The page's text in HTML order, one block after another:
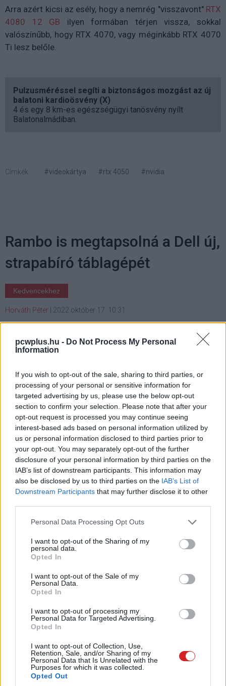
pcwplus.hu - Do Not Process My Personal
Information
If you wish to opt-out of the sale, sharing to third parties, or
processing of your personal or sensitive information for
targeted advertising by us, please use the below opt-out
section to confirm your selection. Please note that after your
opt-out request is processed you may continue seeing
interest-based ads based on personal information utilized by
us or personal information disclosed to third parties prior to
your opt-out. You may separately opt-out of the further
disclosure of your personal information by third parties on the
IAB’s list of downstream participants. This information may
also be disclosed by us to third parties on the IAB’s List of
Downstream Participants that may further disclose it to other
Please note that this website/app uses one or more Google
not limited to your visit or usage behaviour. You may click to
grant or deny consent to Google and its third-party tags to
use your data for below specified purposes in below Google
consent section.
Personal Data Processing Opt Outs
I want to opt-out of the Sharing of my
personal data.
Opted In
I want to opt-out of the Sale of my
Personal Data.
Opted In
I want to opt-out of processing my
Personal Data for Targeted Advertising.
Opted In
I want to opt-out of Collection, Use,
Retention, Sale, and/or Sharing of my
Personal Data that Is Unrelated with the
Purposes for which it was collected.
Opted Out
Arra azért kicsi az esély, hogy a nemrég "visszavont" RTX
4080 12 GB ilyen formában térjen vissza, sokkal
valószínűbb, hogy RTX 4070, vagy méginkább RTX 4070
Ti lesz belőle.
Pulzusméréssel segíti a biztonságos mozgást az új
balatoni kardioösvény (X)
4 és egy 8 km-es egészségügyi tanösvény nyílt
Balatonalmádiban.
Címkék: #videokártya #rtx 4050 #nvidia
Rambo is megtapsolná a Dell új,
strapabíró táblagépét
Kedvencekhez
Horváth Péter 2022 október 17. 10:31
Kifejezetten a nehéz körülmények között
7230 Rugged Extreme-et.
A Dell a 2018-as 7220 Rugged Extreme óta nem dobott
piacra kimondottan mostoha körülmények közé szánt
táblagépet, a napokban leleplezett Latitude 7230 Rugged
Extreme viszont pótolja az elmaradást, korszerű
tulajdonságokat kínálva egy strapabíró testbe
csomagolva.
A 7 éve útnak indított Rugged Extreme-széria negyedik
HD kijelzővel támad (1200 nites fényerő mellett), a
gyártó ígérete szerint pedig akár -29 és + 63 Celsius-
fokban is számíthatunk a szolgálataira.
rendszerrel érkezik, 12. generációs Intel-
processzorokkal az i3-tól az i5-ön át az i7-esig, és Intel
terjed a repertoár, míg a 256 GB-os alap M.2.-es SSD
tárhelyet akár 2 TB-ig is tornázhatjuk. A por-és
vízállóságról az IP65-ös szabvány gondoskodik, a